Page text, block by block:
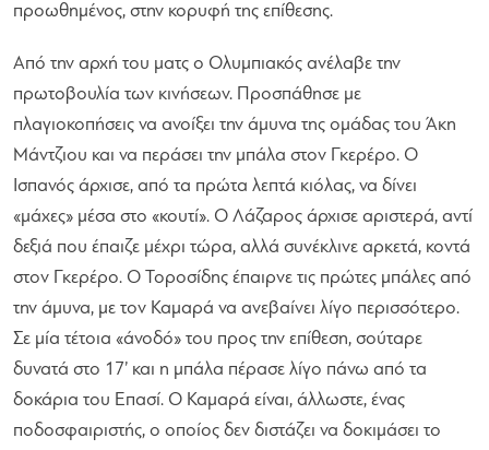
προωθημένος, στην κορυφή της επίθεσης.
Από την αρχή του ματς ο Ολυμπιακός ανέλαβε την
πρωτοβουλία των κινήσεων. Προσπάθησε με
πλαγιοκοπήσεις να ανοίξει την άμυνα της ομάδας του Άκη
Μάντζιου και να περάσει την μπάλα στον Γκερέρο. Ο
Ισπανός άρχισε, από τα πρώτα λεπτά κιόλας, να δίνει
«μάχες» μέσα στο «κουτί». Ο Λάζαρος άρχισε αριστερά, αντί
δεξιά που έπαιζε μέχρι τώρα, αλλά συνέκλινε αρκετά, κοντά
στον Γκερέρο. Ο Τοροσίδης έπαιρνε τις πρώτες μπάλες από
την άμυνα, με τον Καμαρά να ανεβαίνει λίγο περισσότερο.
Σε μία τέτοια «άνοδό» του προς την επίθεση, σούταρε
δυνατά στο 17’ και η μπάλα πέρασε λίγο πάνω από τα
δοκάρια του Επασί. Ο Καμαρά είναι, άλλωστε, ένας
ποδοσφαιριστής, ο οποίος δεν διστάζει να δοκιμάσει το